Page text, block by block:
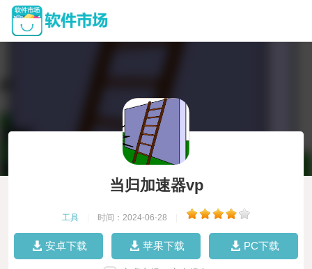
当归加速器vp
工具 时间：2024-06-28
安卓下载 苹果下载 PC下载